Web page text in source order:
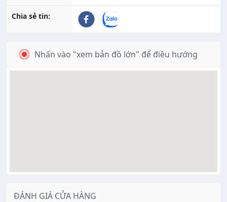
Chia sẻ tin:
Nhấn vào "xem bản đồ lớn" để điều hướng
ĐÁNH GIÁ CỬA HÀNG